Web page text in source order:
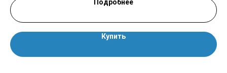
Подробнее
Купить